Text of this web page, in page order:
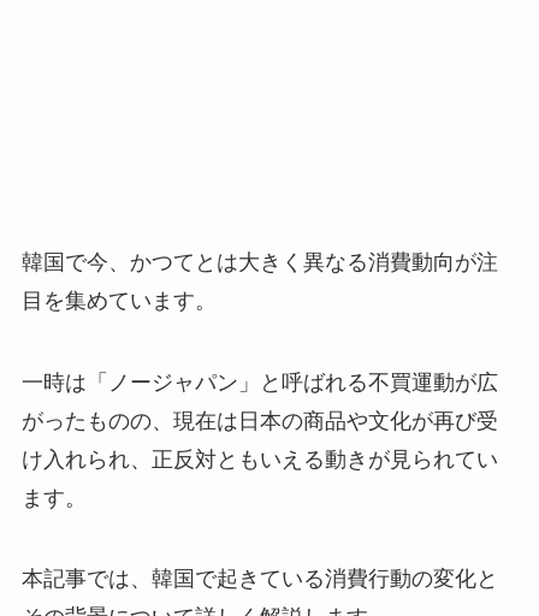
韓国で今、かつてとは大きく異なる消費動向が注
目を集めています。
一時は「ノージャパン」と呼ばれる不買運動が広
がったものの、現在は日本の商品や文化が再び受
け入れられ、正反対ともいえる動きが見られてい
ます。
本記事では、韓国で起きている消費行動の変化と